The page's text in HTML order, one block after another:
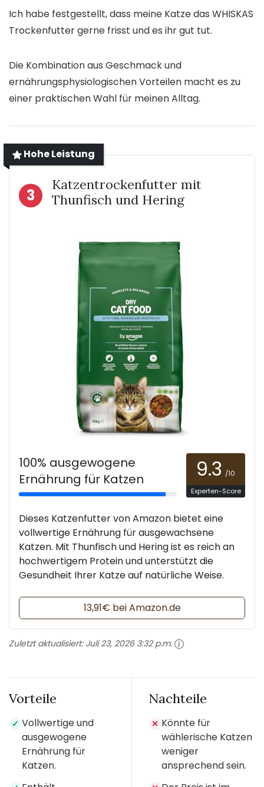
Ich habe festgestellt, dass meine Katze das WHISKAS
Trockenfutter gerne frisst und es ihr gut tut.
Die Kombination aus Geschmack und
ernährungsphysiologischen Vorteilen macht es zu
einer praktischen Wahl für meinen Alltag.
Hohe Leistung
3
Katzentrockenfutter mit
Thunfisch und Hering
100% ausgewogene
Ernährung für Katzen
9.3 /10
Experten-Score
Dieses Katzenfutter von Amazon bietet eine
vollwertige Ernährung für ausgewachsene
Katzen. Mit Thunfisch und Hering ist es reich an
hochwertigem Protein und unterstützt die
Gesundheit Ihrer Katze auf natürliche Weise.
13,91€ bei Amazon.de
Zuletzt aktualisiert: Juli 23, 2026 3:32 p.m.
Vorteile
✓ Vollwertige und
ausgewogene
Ernährung für
Katzen.
Nachteile
✕ Könnte für
wählerische Katzen
weniger
ansprechend sein.